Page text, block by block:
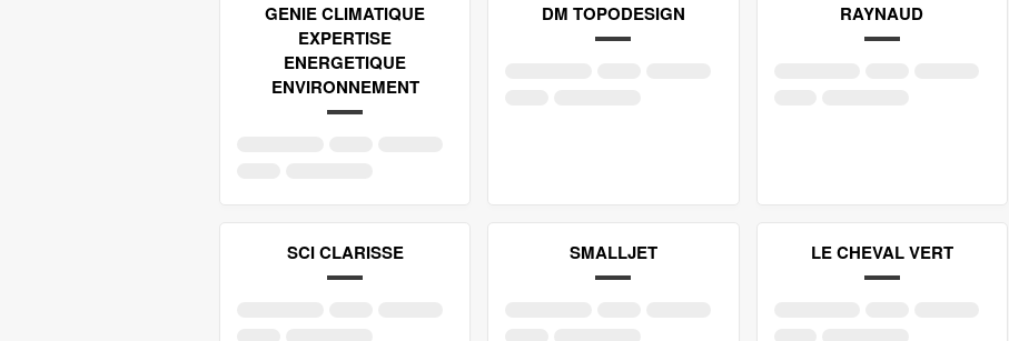
GENIE CLIMATIQUE
EXPERTISE
ENERGETIQUE
ENVIRONNEMENT
DM TOPODESIGN RAYNAUD
SCI CLARISSE SMALLJET LE CHEVAL VERT